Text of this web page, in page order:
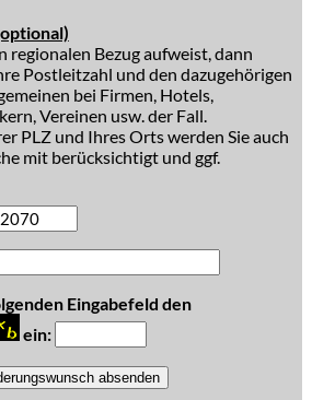
regionalen Bezug aufweist, dann
Postleitzahl und den dazugehörigen
bei Firmen, Hotels,
Vereinen usw. der Fall.
PLZ und Ihres Orts werden Sie auch
mit berücksichtigt und ggf.
Eingabefeld den
ein: